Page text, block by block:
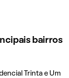
bairros
Trinta e Um